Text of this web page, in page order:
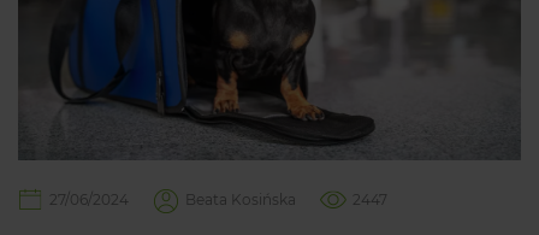
27/06/2024 Beata Kosińska 2447